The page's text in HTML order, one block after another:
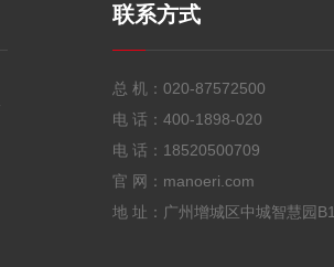
联系方式
总 机： 020-87572500
电 话： 400-1898-020
电 话： 18520500709
官 网：manoeri.com
地 址：广州增城区中城智慧园